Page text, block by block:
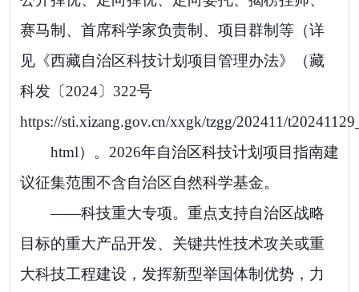
赛马制、首席科学家负责制、项目群制等（详
见《西藏自治区科技计划项目管理办法》（藏
科发〔2024〕 322号
https://sti.xizang.gov.cn/xxgk/tzgg/202411/t20241129
html） 。2026年自治区科技计划项目指南建
议征集范围不含自治区自然科学基金。
——科技重大专项。 重点支持自治区战略
目标的重大产品开发、关键共性技术攻关或重
大科技工程建设，发挥新型举国体制优势，力